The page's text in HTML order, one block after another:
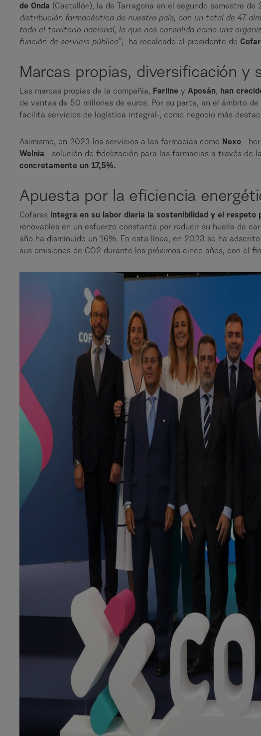
de Onda (Castellón), la de Tarragona en el segundo semestre de
distribución farmacéutica de nuestro país, con un total de 47
todo el territorio nacional, lo que nos consolida como una
función de servicio público”, ha recalcado el presidente de
Marcas propias, diversificación y
Las marcas propias de la compañía, Farline y Aposán, han
de ventas de 50 millones de euros. Por su parte, en el ámbito
facilita servicios de logística integral-, como negocio más
Asimismo, en 2023 los servicios a las farmacias como Nexo -
Welnia - solución de fidelización para las farmacias a través de
concretamente un 17,5%.
Apuesta por la eficiencia
Cofares integra en su labor diaria la sostenibilidad y el respeto
renovables en un esfuerzo constante por reducir su huella de
año ha disminuido un 16%. En esta línea, en 2023 se ha
sus emisiones de CO2 durante los próximos cinco años, con el